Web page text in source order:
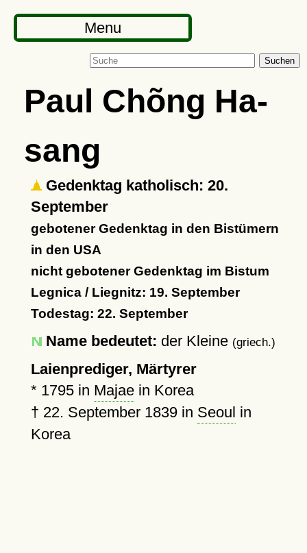
Menu
Suchen
Paul Chõng Ha-
sang
Gedenktag katholisch: 20.
September
gebotener Gedenktag in den Bistümern
in den USA
nicht gebotener Gedenktag im Bistum
Legnica / Liegnitz: 19. September
Todestag: 22. September
Name bedeutet: der Kleine (griech.)
Laienprediger, Märtyrer
* 1795in Majaein Korea
† 22. September 1839in Seoul in
Korea